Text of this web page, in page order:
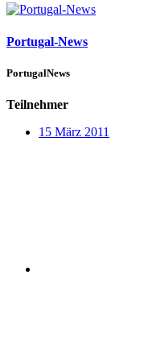
Portugal-News
PortugalNews
Teilnehmer
15 März 2011